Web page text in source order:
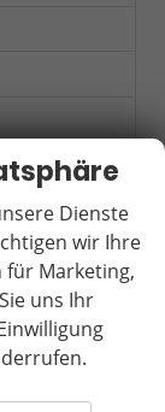
Dienste
wir Ihre
für Marketing,
uns Ihr